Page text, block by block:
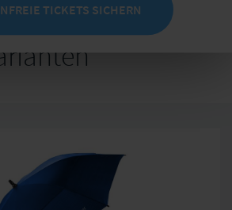
TICKETS SICHERN